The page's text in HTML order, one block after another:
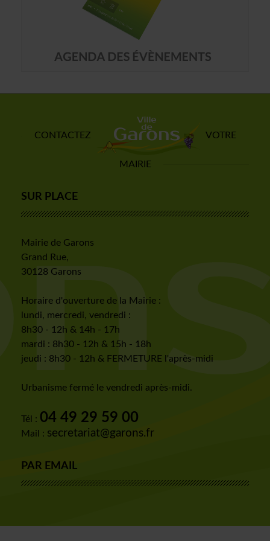
CONTACTEZ VOTRE
MAIRIE
SUR PLACE
Mairie de Garons
Grand Rue,
30128 Garons
Horaire d'ouverture de la Mairie :
lundi, mercredi, vendredi :
8h30 - 12h & 14h - 17h
mardi : 8h30 - 12h & 15h - 18h
jeudi : 8h30 - 12h & FERMETURE l'après-midi
Urbanisme fermé le vendredi après-midi.
Tél : 04 49 29 59 00
Mail : secretariat@garons.fr
PAR EMAIL